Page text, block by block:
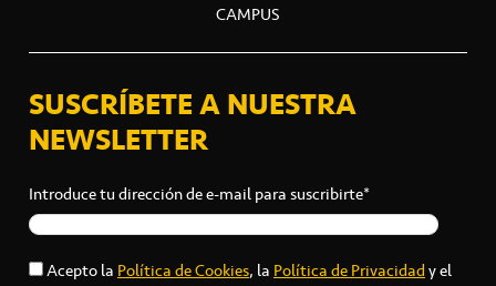
CAMPUS
SUSCRÍBETE A NUESTRA
NEWSLETTER
Introduce tu dirección de e-mail para suscribirte*
Acepto laPolítica de Cookies, laPolítica de Privacidady el